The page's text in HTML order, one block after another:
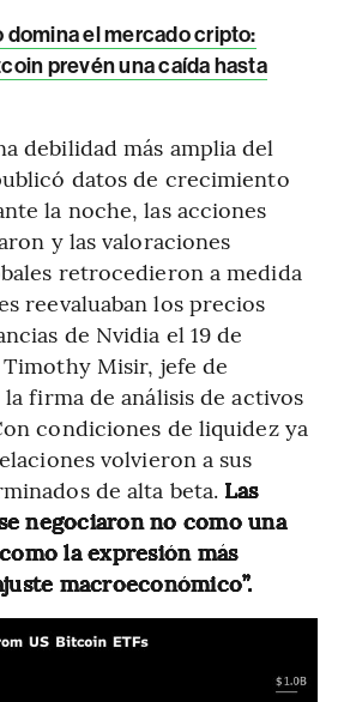
domina el mercado cripto:
prevén una caída hasta
debilidad más amplia del
datos de crecimiento
la noche, las acciones
y las valoraciones
retrocedieron a medida
reevaluaban los precios
de Nvidia el 19 de
Misir, jefe de
firma de análisis de activos
condiciones de liquidez ya
volvieron a sus
de alta beta. Las
negociaron no como una
la expresión más
macroeconómico”.